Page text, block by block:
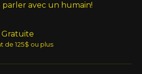
avec un humain!
Gratuite
de 125$ ou plus